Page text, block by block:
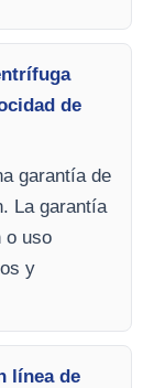
de
garantía de
La garantía
o uso
y
línea de